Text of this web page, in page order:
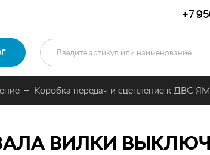
+7
Коробка передач и сцепление к ДВС
ВИЛКИ